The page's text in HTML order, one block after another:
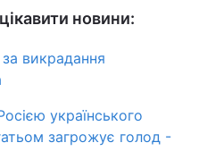
новини:
викрадання
українського
загрожує голод -